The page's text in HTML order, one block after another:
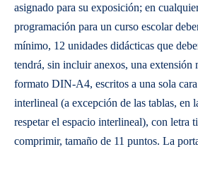
asignado para su exposición; en
programación para un curso escolar
mínimo, 12 unidades didácticas que
tendrá, sin incluir anexos, una extensión
formato DIN-A4, escritos a una sola
interlineal (a excepción de las tablas, en
respetar el espacio interlineal), con letra
comprimir, tamaño de 11 puntos. La